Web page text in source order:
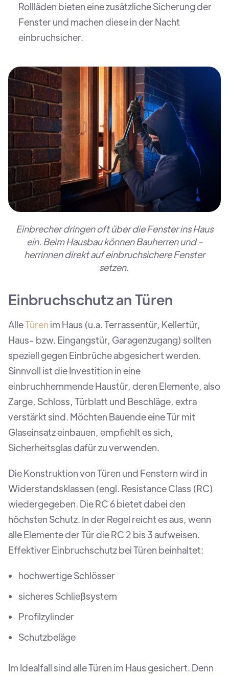
Rollläden bieten eine zusätzliche Sicherung der
Fenster und machen diese in der Nacht
einbruchsicher.
Einbrecher dringen oft über die Fenster ins Haus
ein. Beim Hausbau können Bauherren und -
herrinnen direkt auf einbruchsichere Fenster
setzen.
Einbruchschutz an Türen
AlleTüren im Haus (u.a. Terrassentür, Kellertür,
Haus- bzw. Eingangstür, Garagenzugang) sollten
speziell gegen Einbrüche abgesichert werden.
Sinnvoll ist die Investition in eine
einbruchhemmende Haustür, deren Elemente, also
Zarge, Schloss, Türblatt und Beschläge, extra
verstärkt sind. Möchten Bauende eine Tür mit
Glaseinsatz einbauen, empfiehlt es sich,
Sicherheitsglas dafür zu verwenden.
Die Konstruktion von Türen und Fenstern wird in
Widerstandsklassen (engl. Resistance Class (RC)
wiedergegeben. Die RC 6 bietet dabei den
höchsten Schutz. In der Regel reicht es aus, wenn
alle Elemente der Tür die RC 2 bis 3 aufweisen.
Effektiver Einbruchschutz bei Türen beinhaltet:
hochwertige Schlösser
sicheres Schließsystem
Profilzylinder
Schutzbeläge
Im Idealfall sind alle Türen im Haus gesichert. Denn